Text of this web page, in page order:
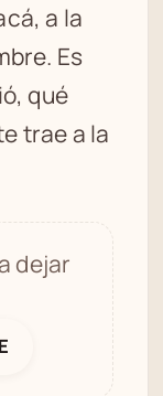
a la
Es
qué
trae a la
dejar